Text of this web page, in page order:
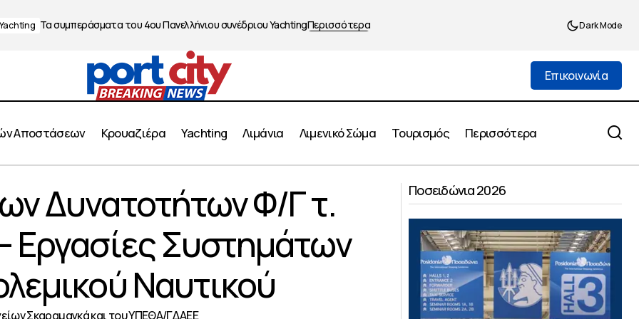
Yachting Τα συμπεράσματα του 4ου Πανελλήνιου συνέδριου YachtingΠερισσότερα Dark Mode
Επικοινωνία
Αποστάσεων Κρουαζιέρα Yachting Λιμάνια Λιμενικό Σώμα Τουρισμός Περισσότερα
του Πολεμικού Ναυτικού
Διοικητικό Συμβούλιο του Ιατρικού
Συλλόγου Πειραιώς
Δυνατοτήτων Φ/Γ τ.
Εργασίες Συστημάτων
Ναυτικού
Σκαραμαγκά και του ΥΠΕΘΑ/ΓΔΑΕΕ
Ποσειδώνια 2026